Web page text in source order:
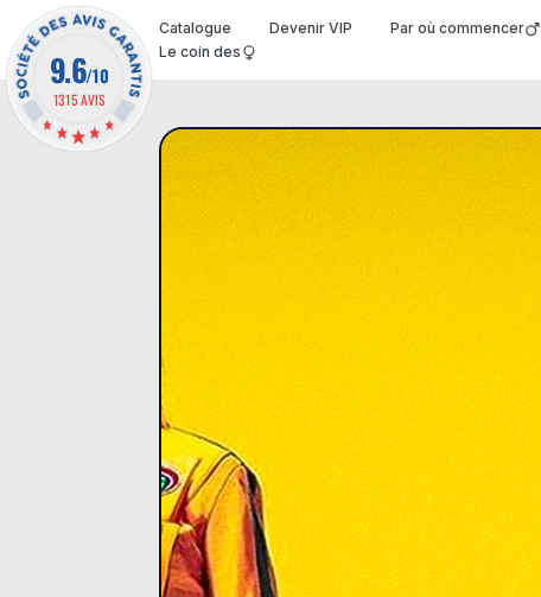
Catalogue Devenir VIP
Par où commencer
Le coin des
9.6/10
1315 AVIS